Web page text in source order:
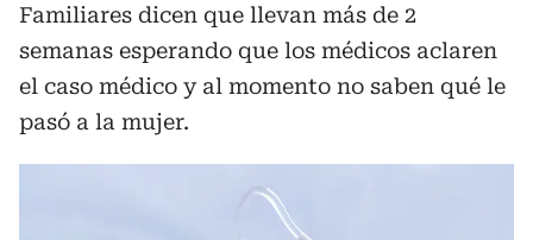
Familiares dicen que llevan más de 2
semanas esperando que los médicos aclaren
el caso médico y al momento no saben qué le
pasó a la mujer.